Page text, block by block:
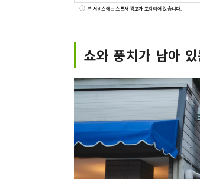
본 서비스에는 스폰서 광고가 포함되어 있습니다.
쇼와 풍치가 남아